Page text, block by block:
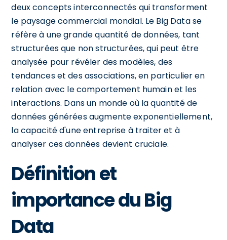
deux concepts interconnectés qui transforment
le paysage commercial mondial. Le Big Data se
réfère à une grande quantité de données, tant
structurées que non structurées, qui peut être
analysée pour révéler des modèles, des
tendances et des associations, en particulier en
relation avec le comportement humain et les
interactions. Dans un monde où la quantité de
données générées augmente exponentiellement,
la capacité d'une entreprise à traiter et à
analyser ces données devient cruciale.
Définition et
importance du Big
Data